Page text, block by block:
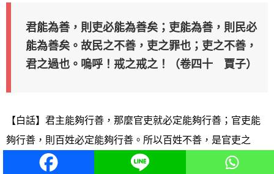
君能為善，則吏必能為善矣；吏能為善，則民必
能為善矣。故民之不善，吏之罪也；吏之不善，
君之過也。嗚呼！戒之戒之！（卷四十 賈子）
【白話】君主能夠行善，那麼官吏就必定能夠行善；官吏能
夠行善，則百姓必定能夠行善。所以百姓不善，是官吏之
罪；官吏不善，是君主的過失。啊！對此要警惕而又警惕